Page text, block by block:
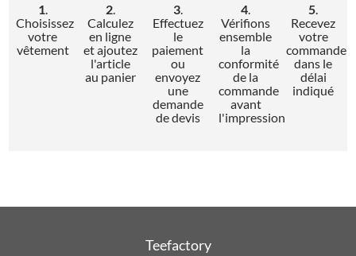
1.
Choisissez
votre
vêtement
2.
Calculez
en ligne
et ajoutez
l'article
au panier
3.
Effectuez
le
paiement
ou
envoyez
une
demande
de devis
4.
Vérifions
ensemble
la
conformité
de la
commande
avant
l'impression
5.
Recevez
votre
commande
dans le
délai
indiqué
Teefactory